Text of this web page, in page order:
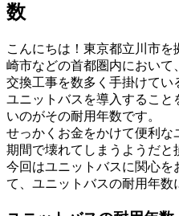
数
こんにちは！東京都立川市を
崎市などの首都圏内におい
交換工事を数多く手掛けてい
ユニットバスを導入するこ
いのがその耐用年数です。
せっかくお金をかけて便利
期間で壊れてしまうようだと
今回はユニットバスに関心
て、ユニットバスの耐用年数